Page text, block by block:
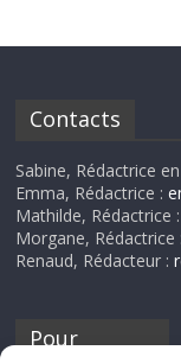
Contacts
Sabine, Rédactrice
Emma, Rédactrice :
Mathilde, Rédactrice
Morgane,
Renaud, Rédacteur :
Pour